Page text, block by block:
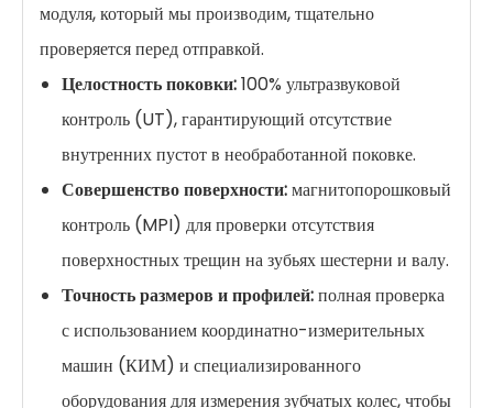
модуля, который мы производим, тщательно
проверяется перед отправкой.
Целостность поковки:100% ультразвуковой
контроль (UT), гарантирующий отсутствие
внутренних пустот в необработанной поковке.
Совершенство поверхности:магнитопорошковый
контроль (MPI) для проверки отсутствия
поверхностных трещин на зубьях шестерни и валу.
Точность размеров и профилей:полная проверка
с использованием координатно-измерительных
машин (КИМ) и специализированного
оборудования для измерения зубчатых колес, чтобы